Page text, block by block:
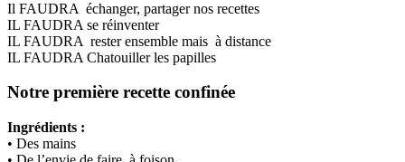
Il FAUDRA échanger, partager nos recettes
IL FAUDRA se réinventer
IL FAUDRA rester ensemble mais à distance
IL FAUDRA Chatouiller les papilles
Notre première recette confinée
Ingrédients :
• Des mains